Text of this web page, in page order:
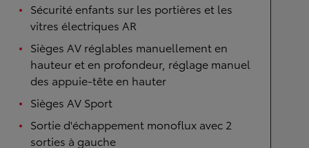
Sécurité enfants sur les portières et les
vitres électriques AR
Sièges AV réglables manuellement en
hauteur et en profondeur, réglage manuel
des appuie-tête en hauter
Sièges AV Sport
Sortie d'échappement monoflux avec 2
sorties à gauche